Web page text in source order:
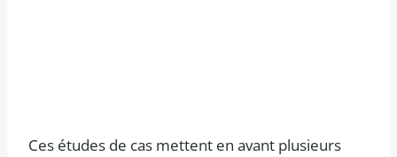
Ces études de cas mettent en avant plusieurs